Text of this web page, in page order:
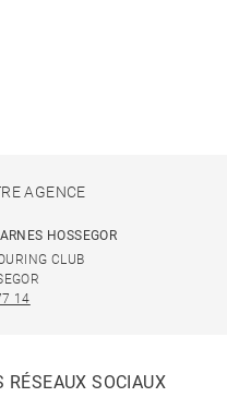
AGENCE
HOSSEGOR
CLUB
14
RÉSEAUX SOCIAUX